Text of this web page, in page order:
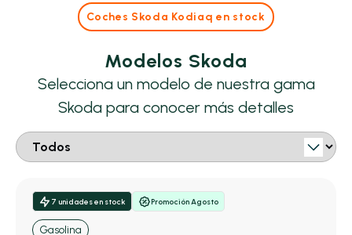
Coches Skoda Kodiaq en stock
Modelos Skoda
Selecciona un modelo de nuestra gama
Skoda para conocer más detalles
7 unidades en stock Promoción Agosto
Gasolina